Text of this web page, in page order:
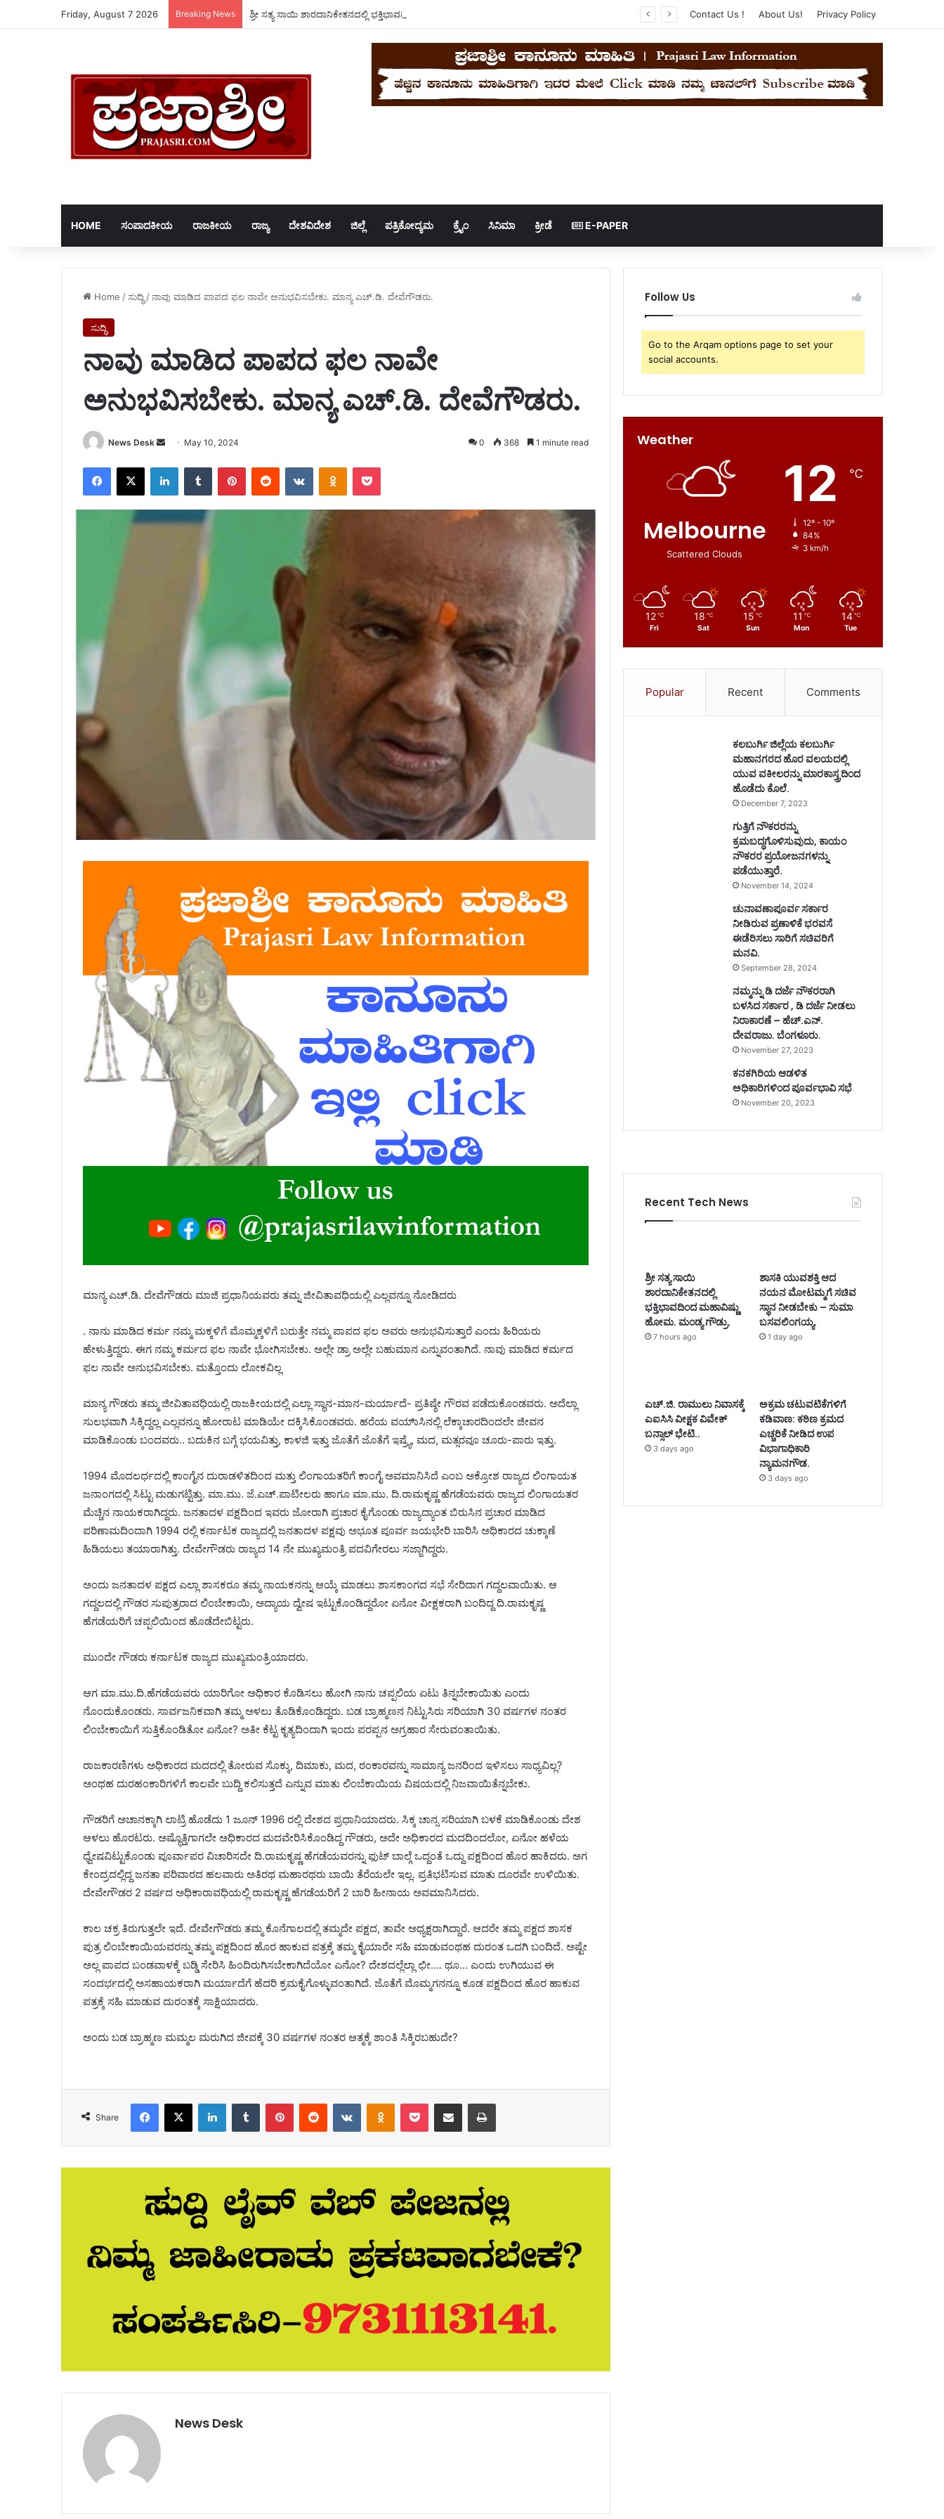
Friday, August 7 2026 Breaking News ಶ್ರೀ ಸತ್ಯ ಸಾಯಿ ಶಾರದಾನಿಕೇತನದಲ್ಲಿ ಭಕ್ತಿಭಾವದಿಂದ ಮಹಾವಿಷ್ಣು ಹೋಮ. ಮಂಡ್ಯ ಗೌಡ್ರು. Contact Us ! About Us! Privacy Policy
HOME ಸಂಪಾದಕೀಯ ರಾಜಕೀಯ ರಾಜ್ಯ ದೇಶವಿದೇಶ ಜಿಲ್ಲೆ ಪತ್ರಿಕೋದ್ಯಮ ಕ್ರೈಂ ಸಿನಿಮಾ ಕ್ರೀಡೆ E-PAPER
Home /ಸುದ್ಧಿ /ನಾವು ಮಾಡಿದ ಪಾಪದ ಫಲ ನಾವೇ ಅನುಭವಿಸಬೇಕು. ಮಾನ್ಯ ಎಚ್.ಡಿ. ದೇವೆಗೌಡರು.
ಸುದ್ಧಿ
ನಾವು ಮಾಡಿದ ಪಾಪದ ಫಲ ನಾವೇ
ಅನುಭವಿಸಬೇಕು. ಮಾನ್ಯ ಎಚ್.ಡಿ. ದೇವೆಗೌಡರು.
News Desk
Send May 10, 2024 0 368 1 minute read
Facebook
X LinkedInTumblr PinterestReddit VKontakteOdnoklassniki
Pocket
ಮಾನ್ಯ ಎಚ್.ಡಿ. ದೇವೆಗೌಡರು ಮಾಜಿ ಪ್ರಧಾನಿಯವರು ತಮ್ನ ಜೀವಿತಾವಧಿಯಲ್ಲಿ ಎಲ್ಲವನ್ನೂ ನೋಡಿದರು
. ನಾನು ಮಾಡಿದ ಕರ್ಮ ನಮ್ಮ ಮಕ್ಕಳಿಗೆ ಮೊಮ್ಮಕ್ಕಳಿಗೆ ಬರುತ್ತೇ ನಮ್ಮ ಪಾಪದ ಫಲ ಅವರು ಅನುಭವಿಸುತ್ತಾರೆ ಎಂದು ಹಿರಿಯರು
ಹೇಳುತ್ತಿದ್ದರು. ಈಗ ನಮ್ಮ ಕರ್ಮದ ಫಲ ನಾವೇ ಭೋಗಿಸಬೇಕು. ಅಲ್ಲೇ ಡ್ರಾ ಅಲ್ಲೇ ಬಹುಮಾನ ಎನ್ನುವಂತಾಗಿದೆ. ನಾವು ಮಾಡಿದ ಕರ್ಮದ
ಫಲ ನಾವೇ ಅನುಭವಿಸಬೇಕು. ಮತ್ತೊಂದು ಲೋಕವಿಲ್ಲ
ಮಾನ್ಯ ಗೌಡರು ತಮ್ಮ ಜೀವಿತಾವಧಿಯಲ್ಲಿ ರಾಜಕೀಯದಲ್ಲಿ ಎಲ್ಲಾ ಸ್ಥಾನ-ಮಾನ-ಮರ್ಯಾದೆ- ಪ್ರತಿಷ್ಠೇ ಗೌರವ ಪಡೆದುಕೊಂಡವರು. ಅದೆಲ್ಲಾ
ಸುಲಭವಾಗಿ ಸಿಕ್ಕಿದ್ದಲ್ಲ ಎಲ್ಲವನ್ನೂ ಹೋರಾಟ ಮಾಡಿಯೇ ದಕ್ಕಿಸಿಕೊಂಡವರು. ಹರೆಯ ವಯಾ್ಸಿನಲ್ಲಿ ಲೆಕ್ಕಾಚಾರದಿಂದಲೇ ಜೀವನ
ಮಾಡಿಕೊಂಡು ಬಂದವರು.. ಬದುಕಿನ ಬಗ್ಗೆ ಭಯವಿತ್ತು, ಕಾಳಜಿ ಇತ್ತು ಜೊತೆಗೆ ಜೊತೆಗೆ ಇಷ್ರ್ಯೆ, ಮದ, ಮತ್ಸರವೂ ಚೂರು-ಪಾರು ಇತ್ತು.
1994 ‌ಮೊದಲರ್ಧದಲ್ಲಿ ಕಾಂಗೈನ ದುರಾಡಳಿತದಿಂದ ಮತ್ತು ಲಿಂಗಾಯತರಿಗೆ ಕಾಂಗೈ ಅವಮಾನಿಸಿದೆ ಎಂಬ ಅಕ್ರೋಶ ರಾಜ್ಯದ ಲಿಂಗಾಯತ
ಜನಾಂಗದಲ್ಲಿ ಸಿಟ್ಟು ಮಡುಗಟ್ಟಿತ್ತು. ಮಾ.ಮು. ಜೆ.ಎಚ್.ಪಾಟೀಲರು ಹಾಗೂ ಮಾ.ಮು. ದಿ.ರಾಮಕೃಷ್ಣ ಹೆಗಡೆಯವರು ರಾಜ್ಯದ ಲಿಂಗಾಯತರ
ಮೆಚ್ಚಿನ ನಾಯಕರಾಗಿದ್ದರು. ಜನತಾದಳ ಪಕ್ಷದಿಂದ ಇವರು ಜೋರಾಗಿ ಪ್ರಚಾರ ಕೈಗೊಂಡು ರಾಜ್ಯದ್ಯಾಂತ ಬಿರುಸಿನ ಪ್ರಚಾರ ಮಾಡಿದ
ಪರಿಣಾಮದಿಂದಾಗಿ 1994 ರಲ್ಲಿ ಕರ್ನಾಟಕ ರಾಜ್ಯದಲ್ಲಿ ಜನತಾದಳ ಪಕ್ಷವು ಅಭೂತ ಪೂರ್ವ ಜಯಭೇರಿ ಬಾರಿಸಿ ಅಧಿಕಾರದ ಚುಕ್ಕಾಣೆ
ಹಿಡಿಯಲು ತಯಾರಾಗಿತ್ತು. ದೇವೇಗೌಡರು ರಾಜ್ಯದ 14 ನೇ ಮುಖ್ಯಮಂತ್ರಿ ಪದವಿಗೇರಲು ಸಜ್ಜಾಗಿದ್ದರು.
ಅಂದು ಜನತಾದಳ ಪಕ್ಷದ ಎಲ್ಲಾ ಶಾಸಕರೂ ತಮ್ಮ ನಾಯಕನನ್ನು ಆಯ್ಕೆ ಮಾಡಲು ಶಾಸಕಾಂಗದ ಸಭೆ ಸೇರಿದಾಗ ಗದ್ದಲವಾಯಿತು. ಆ
ಗದ್ದಲದಲ್ಲಿ ಗೌಡರ ಸುಪುತ್ರರಾದ ಲಿಂಬೇಕಾಯಿ, ಅದ್ಯಾಯ ದ್ವೇಷ ಇಟ್ಟುಕೊಂಡಿದ್ದರೋ ಏನೋ ವೀಕ್ಷಕರಾಗಿ ಬಂದಿದ್ದ ದಿ.ರಾಮಕೃಷ್ಣ
ಹೆಗಡೆಯರಿಗೆ ಚಪ್ಪಲಿಯಿಂದ ಹೊಡೆದೇಬಿಟ್ಟರು.
ಮುಂದೇ ಗೌಡರು ಕರ್ನಾಟಕ ರಾಜ್ಯದ ಮುಖ್ಯಮಂತ್ರಿಯಾದರು.
ಆಗ ಮಾ.ಮು.ದಿ.ಹೆಗಡೆಯವರು ಯಾರಿಗೋ ಅಧಿಕಾರ ಕೊಡಿಸಲು ಹೋಗಿ ನಾನು ಚಪ್ಪಲಿಯ ಏಟು ತಿನ್ನಬೇಕಾಯಿತು ಎಂದು
ನೊಂದುಕೊಂಡರು. ಸಾರ್ವಜನಿಕವಾಗಿ ತಮ್ಮ ಅಳಲು ತೊಡಿಕೊಂಡಿದ್ದರು. ಬಡ ಬ್ರಾಹ್ಮಣನ ನಿಟ್ಟುಸಿರು ಸರಿಯಾಗಿ 30 ವರ್ಷಗಳ ನಂತರ
ಲಿಂಬೇಕಾಯಿಗೆ ಸುತ್ತಿಕೊಂಡಿತೋ ಏನೋ? ಅತೀ ಕೆಟ್ಟ ಕೃತ್ಯದಿಂದಾಗಿ ಇಂದು ಪರಪ್ಪನ ಅಗ್ರಹಾರ ಸೇರುವಂತಾಯಿತು.
ರಾಜಕಾರಣಿಗಳು ಅಧಿಕಾರದ ಮದದಲ್ಲಿ ತೋರುವ ಸೊಕ್ಕು, ದಿಮಾಕು, ಮದ, ಠಂಕಾರವನ್ನು ಸಾಮಾನ್ಯ ಜನರಿಂದ ಇಳಿಸಲು ಸಾಧ್ಯವಿಲ್ಲ?
ಅಂಥಹ ದುರಹಂಕಾರಿಗಳಿಗೆ ಕಾಲವೇ ಬುದ್ದಿ ಕಲಿಸುತ್ತದೆ ಎನ್ನುವ ಮಾತು ಲಿಂಬೆಕಾಯಿಯ ವಿಷಯದಲ್ಲಿ ನಿಜವಾಯಿತೆನ್ನಬೇಕು.
ಗೌಡರಿಗೆ ಅಚಾನಕ್ಕಾಗಿ ಲಾಟ್ರಿ ಹೊಡೆದು 1 ಜೂನ್ 1996 ರಲ್ಲಿ ದೇಶದ ಪ್ರಧಾನಿಯಾದರು. ಸಿಕ್ಕ ಚಾನ್ಸ ಸರಿಯಾಗಿ ಬಳಕೆ ಮಾಡಿಕೊಂಡು ದೇಶ
ಆಳಲು ಹೊರಟರು. ಅಷ್ಧೊತ್ತಿಗಾಗಲೇ ಅಧಿಕಾರದ ಮದವೇರಿಸಿಕೊಂಡಿದ್ದ ಗೌಡರು, ಅದೇ ಅಧಿಕಾರದ ಮದದಿಂದಲೋ, ಏನೋ ಹಳೆಯ
ಧ್ವೇಷವಿಟ್ಟುಕೊಂಡು ಪೂರ್ವಾಪರ ವಿಚಾರಿಸದೇ ದಿ.ರಾಮಕೃಷ್ಣ ಹೆಗಡೆಯವರನ್ನು ಫುಟ್ ಬಾಲ್ಗೆ ಒದ್ದಂತೆ ಒದ್ದು ಪಕ್ಷದಿಂದ ಹೊರ ಹಾಕಿದರು. ಅಗ
ಕೇಂದ್ರದಲ್ಲಿದ್ದ ಜನತಾ ಪರಿವಾರದ ಹಲವಾರು ಅತಿರಥ ಮಹಾರಥರು ಬಾಯಿ ತೆರೆಯಲೇ ಇಲ್ಲ. ಪ್ರತಿಭಟಿಸುವ ಮಾತು ದೂರವೇ ಉಳಿಯಿತು.
ದೇವೇಗೌಡರ 2 ವರ್ಷದ ಅಧಿಕಾರಾವಧಿಯಲ್ಲಿ ರಾಮಕೃಷ್ಣ ಹೆಗಡೆಯರಿಗೆ 2 ಬಾರಿ ಹೀನಾಯ ಅವಮಾನಿಸಿದರು.
ಕಾಲ ಚಕ್ರ ತಿರುಗುತ್ತಲೇ‌ ಇದೆ. ದೇವೇಗೌಡರು ತಮ್ಮ ಕೊನೆಗಾಲದಲ್ಲಿ ತಮ್ಮದೇ ಪಕ್ಷದ, ತಾವೇ ಅಧ್ಯಕ್ಷರಾಗಿದ್ದಾರೆ. ಆದರೇ ತಮ್ಮ‌ ಪಕ್ಷದ ಶಾಸಕ
ಪುತ್ರ ಲಿಂಬೇಕಾಯಿಯವರನ್ನು ತಮ್ಮ ಪಕ್ಷದಿಂದ ಹೊರ ಹಾಕುವ ಪತ್ರಕ್ಕೆ ತಮ್ಮ ಕೈಯಾರೇ ಸಹಿ ಮಾಡುವಂಥಹ ದುರಂತ‌ ಒದಗಿ ಬಂದಿದೆ. ಅಷ್ಟೇ
ಅಲ್ಲ ಪಾಪದ ಬಂಡವಾಳಕ್ಕೆ ಬಡ್ಡಿ ಸೇರಿಸಿ ಹಿಂದಿರುಗಿಸಬೇಕಾಗಿದೆಯೋ ಎನೋ? ದೇಶದಲ್ಲೆಲ್ಲಾ ಛೀ…. ಥೂ… ಎಂದು‌ ಉಗಿಯುವ ಈ
ಸಂದರ್ಭದಲ್ಲಿ ಅಸಹಾಯಕರಾಗಿ ಮರ್ಯಾದೆಗೆ ಹೆದರಿ ಕ್ರಮ‌ಕೈಗೊಳ್ಳುವಂತಾಗಿದೆ. ಜೊತೆಗೆ ಮೊಮ್ಮಗನನ್ನೂ ಕೂಡ ಪಕ್ಷದಿಂದ‌ ಹೊರ ಹಾಕುವ
ಪತ್ರಕ್ಕೆ ಸಹಿ ಮಾಡುವ ದುರಂತಕ್ಕೆ ಸಾಕ್ಷಿಯಾದರು.
ಅಂದು ಬಡ ಬ್ರಾಹ್ಮಣ ಮಮ್ಮಲ ಮರುಗಿದ ಜೀವಕ್ಕೆ 30 ವರ್ಷಗಳ ನಂತರ ಆತ್ಮಕ್ಕೆ ಶಾಂತಿ ಸಿಕ್ಕಿರಬಹುದೇ?
Share
Facebook
X LinkedInTumblr PinterestReddit VKontakteOdnoklassniki
Pocket Share via Email Print
News Desk
Follow Us
Go to the Arqam options page to set your
social accounts.
Weather
Melbourne
Scattered Clouds
12 ℃
12º - 10º
84%
3 km/h
12 ℃
Fri
18 ℃
Sat
15 ℃
Sun
11 ℃
Mon
14 ℃
Tue
Popular Recent Comments
ಕಲಬುರ್ಗಿ ಜಿಲ್ಲೆಯ ಕಲಬುರ್ಗಿ
ಮಹಾನಗರದ ಹೊರ ವಲಯದಲ್ಲಿ
ಯುವ ವಕೀಲರನ್ನು ಮಾರಕಾಸ್ತ್ರದಿಂದ
ಹೊಡೆದು ಕೊಲೆ.
December 7, 2023
ಗುತ್ತಿಗೆ ನೌಕರರನ್ನು
ಕ್ರಮಬದ್ಧಗೊಳಿಸುವುದು, ಕಾಯಂ
ನೌಕರರ ಪ್ರಯೋಜನಗಳನ್ನು
ಪಡೆಯುತ್ತಾರೆ.
November 14, 2024
ಚುನಾವಣಾಪೂರ್ವ ಸರ್ಕಾರ
ನೀಡಿರುವ ಪ್ರಣಾಳಿಕೆ ಭರವಸೆ
ಈಡೆರಿಸಲು ಸಾರಿಗೆ ಸಚಿವರಿಗೆ
ಮನವಿ.
September 28, 2024
ನಮ್ಮನ್ನು ಡಿ ದರ್ಜೆ ನೌಕರರಾಗಿ
ಬಳಸಿದ ಸರ್ಕಾರ , ಡಿ ದರ್ಜೆ ನೀಡಲು
ನಿರಾಕಾರಣೆ – ಹೆಚ್.ಎನ್.
ದೇವರಾಜು. ಬೆಂಗಳೂರು.
November 27, 2023
ಕನಕಗಿರಿಯ ಆಡಳಿತ
ಅಧಿಕಾರಿಗಳಿಂದ ಪೂರ್ವಭಾವಿ ಸಭೆ
November 20, 2023
Recent Tech News
ಶ್ರೀ ಸತ್ಯ ಸಾಯಿ
ಶಾರದಾನಿಕೇತನದಲ್ಲಿ
ಭಕ್ತಿಭಾವದಿಂದ ಮಹಾವಿಷ್ಣು
ಹೋಮ. ಮಂಡ್ಯ ಗೌಡ್ರು.
7 hours ago
ಶಾಸಕಿ ಯುವಶಕ್ತಿ ಆದ
ನಯನ ಮೋಟಮ್ಮಗೆ ಸಚಿವ
ಸ್ಥಾನ ನೀಡಬೇಕು – ಸುಮಾ
ಬಸವಲಿಂಗಯ್ಯ.
1 day ago
ಎಚ್.ಜಿ. ರಾಮುಲು ನಿವಾಸಕ್ಕೆ
ಎಐಸಿಸಿ ವೀಕ್ಷಕ ವಿವೇಕ್
ಬನ್ಸಾಲ್ ಭೇಟಿ..
3 days ago
ಅಕ್ರಮ ಚಟುವಟಿಕೆಗಳಿಗೆ
ಕಡಿವಾಣ: ಕಠಿಣ ಕ್ರಮದ
ಎಚ್ಚರಿಕೆ ನೀಡಿದ ಉಪ
ವಿಭಾಗಾಧಿಕಾರಿ
ನ್ಯಾಮನಗೌಡ.
3 days ago